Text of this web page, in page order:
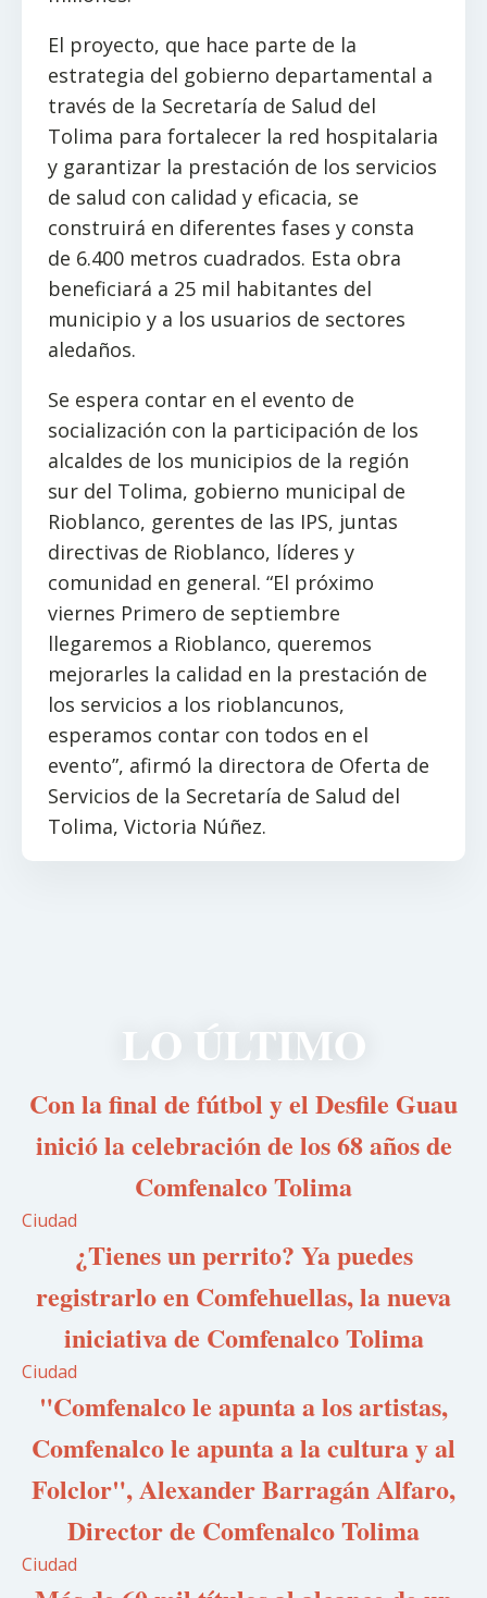
El proyecto, que hace parte de la
estrategia del gobierno departamental a
través de la Secretaría de Salud del
Tolima para fortalecer la red hospitalaria
y garantizar la prestación de los servicios
de salud con calidad y eficacia, se
construirá en diferentes fases y consta
de 6.400 metros cuadrados. Esta obra
beneficiará a 25 mil habitantes del
municipio y a los usuarios de sectores
aledaños.
Se espera contar en el evento de
socialización con la participación de los
alcaldes de los municipios de la región
sur del Tolima, gobierno municipal de
Rioblanco, gerentes de las IPS, juntas
directivas de Rioblanco, líderes y
comunidad en general. “El próximo
viernes Primero de septiembre
llegaremos a Rioblanco, queremos
mejorarles la calidad en la prestación de
los servicios a los rioblancunos,
esperamos contar con todos en el
evento”, afirmó la directora de Oferta de
Servicios de la Secretaría de Salud del
Tolima, Victoria Núñez.
LO ÚLTIMO
Con la final de fútbol y el Desfile Guau
inició la celebración de los 68 años de
Comfenalco Tolima
Ciudad
¿Tienes un perrito? Ya puedes
registrarlo en Comfehuellas, la nueva
iniciativa de Comfenalco Tolima
Ciudad
"Comfenalco le apunta a los artistas,
Comfenalco le apunta a la cultura y al
Folclor", Alexander Barragán Alfaro,
Director de Comfenalco Tolima
Ciudad